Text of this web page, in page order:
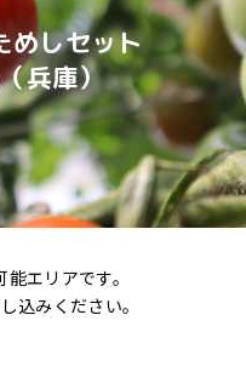
めしセット
兵庫）
エリアです。
込みください。